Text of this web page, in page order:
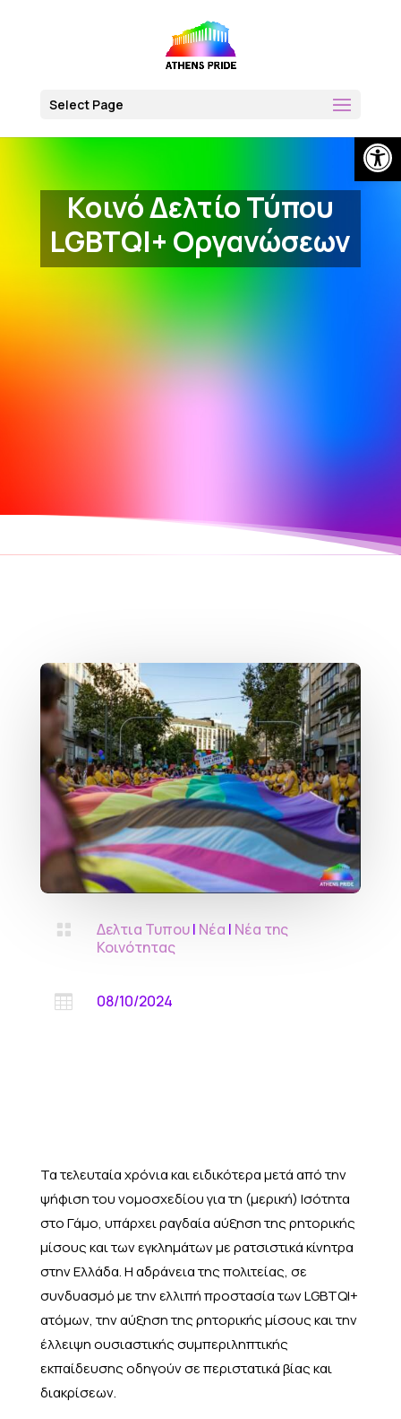
Select Page
Κοινό Δελτίο Τύπου
LGBTQI+ Οργανώσεων
 Δελτια Τυπου| Νέα | Νέα της
Κοινότητας
 08/10/2024
Τα τελευταία χρόνια και ειδικότερα μετά από την
ψήφιση του νομοσχεδίου για τη (μερική) Ισότητα
στο Γάμο, υπάρχει ραγδαία αύξηση της ρητορικής
μίσους και των εγκλημάτων με ρατσιστικά κίνητρα
στην Ελλάδα. Η αδράνεια της πολιτείας, σε
συνδυασμό με την ελλιπή προστασία των LGBTQI+
ατόμων, την αύξηση της ρητορικής μίσους και την
έλλειψη ουσιαστικής συμπεριληπτικής
εκπαίδευσης οδηγούν σε περιστατικά βίας και
διακρίσεων.